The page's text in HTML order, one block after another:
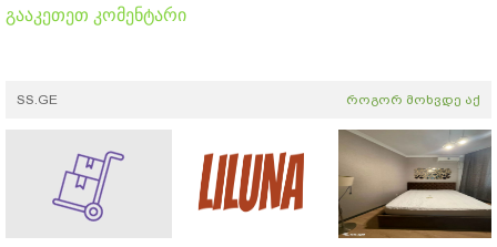
გააკეთეთ კომენტარი
SS.GE როგორ მოხვდე აქ